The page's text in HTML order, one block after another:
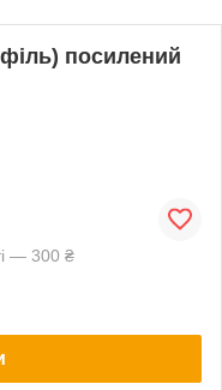
посилений
— 300 ₴